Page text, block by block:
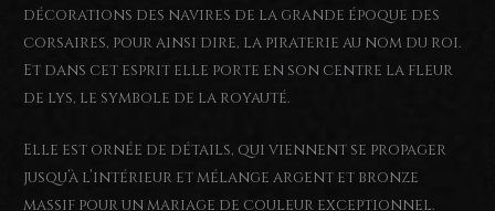
décorations des navires de la grande époque des
corsaires, pour ainsi dire, la piraterie au nom du roi.
Et dans cet esprit elle porte en son centre la fleur
de lys, le symbole de la royauté.
Elle est ornée de détails, qui viennent se propager
jusqu’à l’intérieur et mélange argent et bronze
massif pour un mariage de couleur exceptionnel.